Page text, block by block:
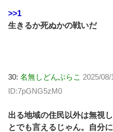
>>1
生きるか死ぬかの戦いだ
30: 名無しどんぶらこ 2025/
ID:7pGNG5zM0
出る地域の住民以外は無視
とでも言えるじゃん。自分